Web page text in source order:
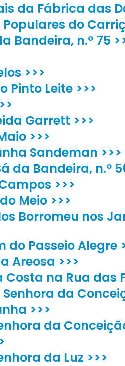
da Fábrica das
do
Bandeira, n.º 75
>>>
Pinto Leite >>>
Garrett >>>
>>>
Sandeman >>>
da Bandeira, n.º
>>>
Meio >>>
Borromeu nos
Passeio Alegre
Areosa >>>
na Rua das
da
>>>
da
da Luz >>>